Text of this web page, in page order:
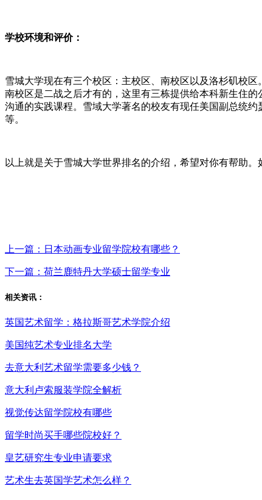
学校环境和评价：
雪城大学现在有三个校区：主校区、南校区以及洛杉矶校
南校区是二战之后才有的，这里有三栋提供给本科新生住
沟通的实践课程。雪域大学著名的校友有现任美国副总统
等。
以上就是关于雪城大学世界排名的介绍，希望对你有帮助。
上一篇：日本动画专业留学院校有哪些？
下一篇：荷兰鹿特丹大学硕士留学专业
相关资讯：
英国艺术留学：格拉斯哥艺术学院介绍
美国纯艺术专业排名大学
去意大利艺术留学需要多少钱？
意大利卢索服装学院全解析
视觉传达留学院校有哪些
留学时尚买手哪些院校好？
皇艺研究生专业申请要求
艺术生去英国学艺术怎么样？